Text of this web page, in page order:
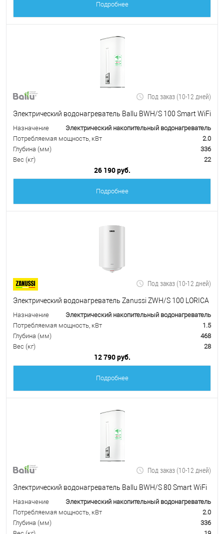
Подробнее
Под заказ (10-12 дней)
Электрический водонагреватель Ballu BWH/S 100 Smart WiFi
Назначение
Электрический накопительный водонагреватель
Потребляемая мощность, кВт
2.0
Глубина (мм)
336
Вес (кг)
22
26 190 руб.
Подробнее
Под заказ (10-12 дней)
Электрический водонагреватель Zanussi ZWH/S 100 LORICA
Назначение
Электрический накопительный водонагреватель
Потребляемая мощность, кВт
1.5
Глубина (мм)
468
Вес (кг)
28
12 790 руб.
Подробнее
Под заказ (10-12 дней)
Электрический водонагреватель Ballu BWH/S 80 Smart WiFi
Назначение
Электрический накопительный водонагреватель
Потребляемая мощность, кВт
2.0
Глубина (мм)
336